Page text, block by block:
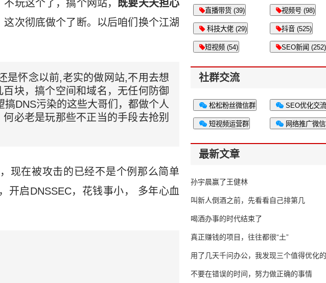
玩这个了，搞个网站， 既要天天担心
这次彻底做个了断。以后咱们换个江湖
是怀念以前,老实的做网站,不用去想
块，搞个空间和域名，无任何防御
DNS污染的这些大哥们，都做个人
必老是玩那些不正当的手段去抢别
现在被攻击的已经不是个例那么简单
开启DNSSEC，花钱事小， 多年心血
直播带货 (39) 视频号 (98)
科技大佬 (29) 抖音 (525)
短视频 (54) SEO新闻 (252)
社群交流
松松粉丝微信群 SEO优化交
短视频运营群 网络推广微
最新文章
孙宇晨赢了王健林
叫新人倒酒之前，先看看自己排第几
喝酒办事的时代结束了
真正赚钱的项目，往往都很“土”
用了几天千问办公，我发现三个值得优化
不要在错误的时间，努力做正确的事情